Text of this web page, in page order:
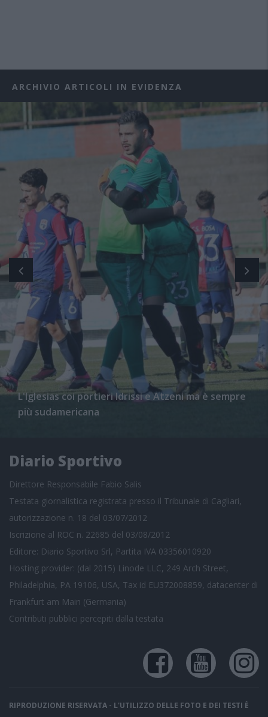
ARCHIVIO ARTICOLI IN EVIDENZA
L'Iglesias coi portieri Idrissi e Atzeni ma è sempre
più sudamericana
Diario Sportivo
Direttore Responsabile Fabio Salis
Testata giornalistica registrata presso il Tribunale di Cagliari,
autorizzazione n. 18 del 03/07/2012
Iscrizione al ROC n. 22685 del 03/08/2012
Editore: Diario Sportivo Srl, Partita IVA 03356010920
Hosting provider: (dal 2015) Linode LLC, 249 Arch Street,
Philadelphia, PA 19106, USA, Tax id EU372008859, datacenter di
Frankfurt am Main (Germania)
Contributi pubblici percepiti dalla testata
RIPRODUZIONE RISERVATA - L'UTILIZZO DELLE FOTO E DEI TESTI È